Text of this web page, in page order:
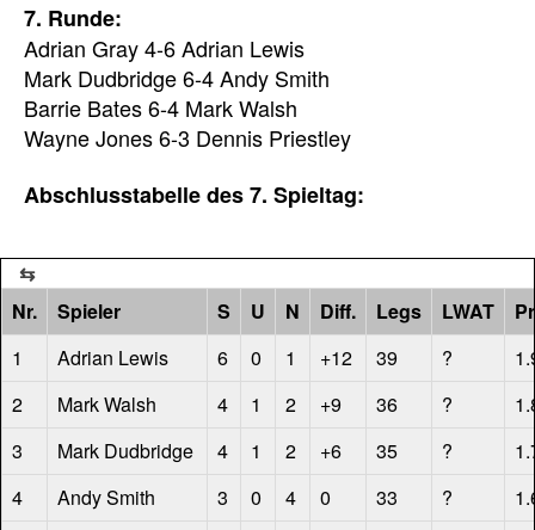
7. Runde:
Adrian Gray 4-6 Adrian Lewis
Mark Dudbridge 6-4 Andy Smith
Barrie Bates 6-4 Mark Walsh
Wayne Jones 6-3 Dennis Priestley
Abschlusstabelle des 7. Spieltag:
Nr. Spieler S U N Diff. Legs LWAT
1
Adrian Lewis 6 0 1 +12 39 ?
2
Mark Walsh 4 1 2 +9 36 ?
3
Mark Dudbridge 4 1 2 +6 35 ?
4
Andy Smith 3 0 4 0 33 ?